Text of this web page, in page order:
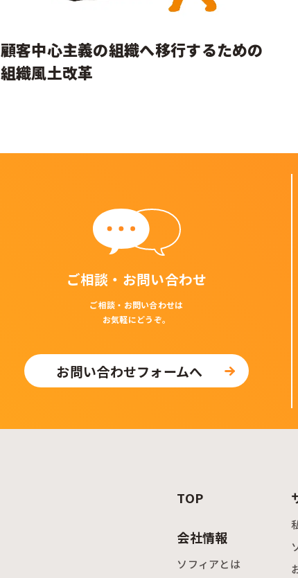
顧客中心主義の組織へ移行するための
組織風土改革
ご相談・お問い合わせ
ご相談・お問い合わせは
お気軽にどうぞ。
お問い合わせフォームへ
TOP
会社情報
ソフィアとは